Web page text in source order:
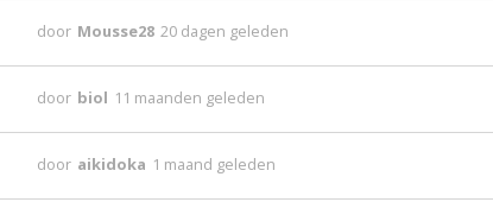
door Mousse28 20 dagen geleden
door biol 11 maanden geleden
door aikidoka 1 maand geleden